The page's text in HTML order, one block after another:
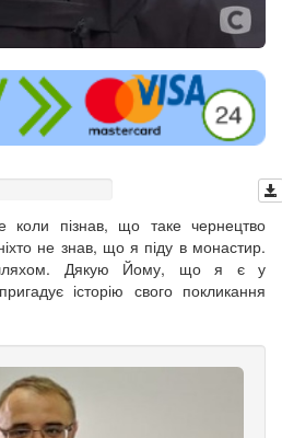
коли пізнав, що таке чернецтво
не знав, що я піду в монастир.
Дякую Йому, що я є у
історію свого покликання